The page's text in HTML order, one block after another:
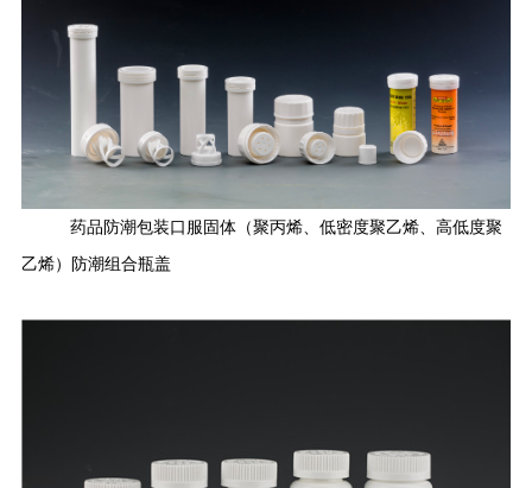
药品防潮包装口服固体（聚丙烯、低密度聚乙烯、高低度聚
乙烯）防潮组合瓶盖